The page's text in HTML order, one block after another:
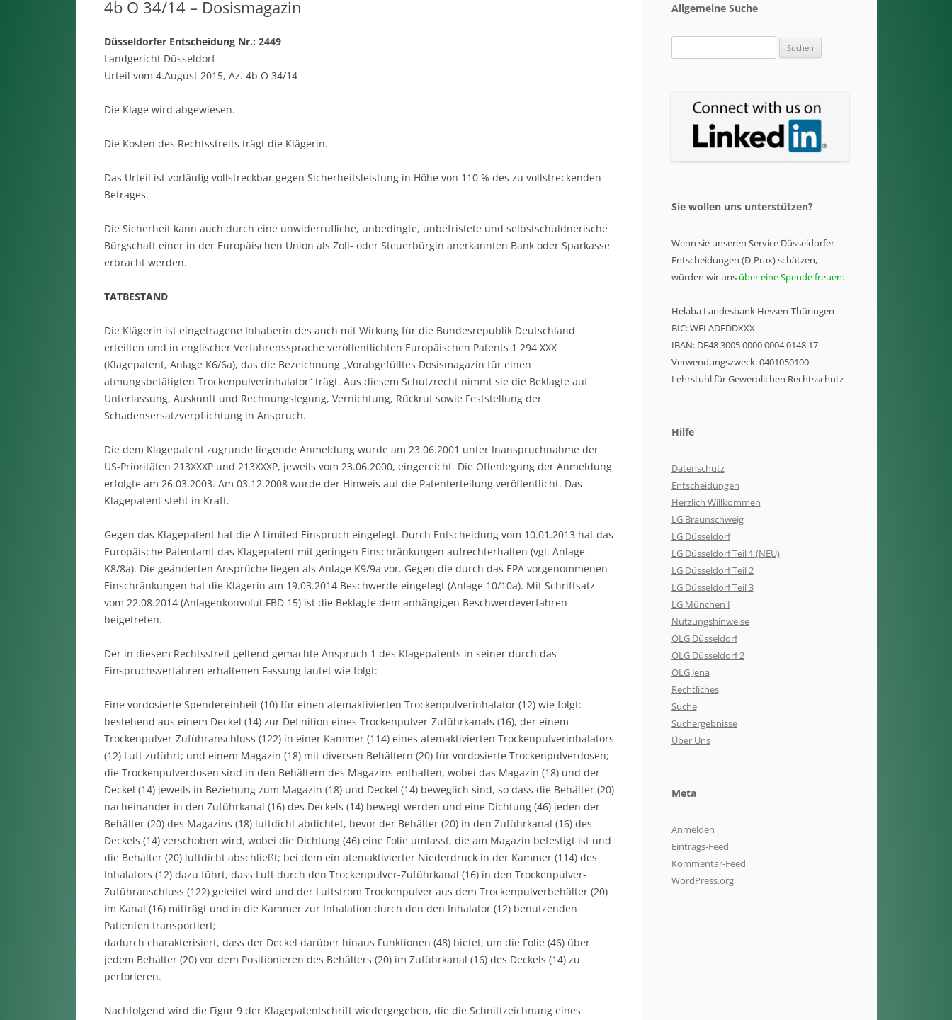
4b O 34/14 – Dosismagazin
Düsseldorfer Entscheidung Nr.: 2449
Landgericht Düsseldorf
Urteil vom 4.August 2015, Az. 4b O 34/14
Die Klage wird abgewiesen.
Die Kosten des Rechtsstreits trägt die Klägerin.
Das Urteil ist vorläufig vollstreckbar gegen Sicherheitsleistung in Höhe von 110 % des zu vollstreckenden
Betrages.
Die Sicherheit kann auch durch eine unwiderrufliche, unbedingte, unbefristete und selbstschuldnerische
Bürgschaft einer in der Europäischen Union als Zoll- oder Steuerbürgin anerkannten Bank oder Sparkasse
erbracht werden.
TATBESTAND
Die Klägerin ist eingetragene Inhaberin des auch mit Wirkung für die Bundesrepublik Deutschland
erteilten und in englischer Verfahrenssprache veröffentlichten Europäischen Patents 1 294 XXX
(Klagepatent, Anlage K6/6a), das die Bezeichnung „Vorabgefülltes Dosismagazin für einen
atmungsbetätigten Trockenpulverinhalator“ trägt. Aus diesem Schutzrecht nimmt sie die Beklagte auf
Unterlassung, Auskunft und Rechnungslegung, Vernichtung, Rückruf sowie Feststellung der
Schadensersatzverpflichtung in Anspruch.
Die dem Klagepatent zugrunde liegende Anmeldung wurde am 23.06.2001 unter Inanspruchnahme der
US-Prioritäten 213XXXP und 213XXXP, jeweils vom 23.06.2000, eingereicht. Die Offenlegung der Anmeldung
erfolgte am 26.03.2003. Am 03.12.2008 wurde der Hinweis auf die Patenterteilung veröffentlicht. Das
Klagepatent steht in Kraft.
Gegen das Klagepatent hat die A Limited Einspruch eingelegt. Durch Entscheidung vom 10.01.2013 hat das
Europäische Patentamt das Klagepatent mit geringen Einschränkungen aufrechterhalten (vgl. Anlage
K8/8a). Die geänderten Ansprüche liegen als Anlage K9/9a vor. Gegen die durch das EPA vorgenommenen
Einschränkungen hat die Klägerin am 19.03.2014 Beschwerde eingelegt (Anlage 10/10a). Mit Schriftsatz
vom 22.08.2014 (Anlagenkonvolut FBD 15) ist die Beklagte dem anhängigen Beschwerdeverfahren
beigetreten.
Der in diesem Rechtsstreit geltend gemachte Anspruch 1 des Klagepatents in seiner durch das
Einspruchsverfahren erhaltenen Fassung lautet wie folgt:
Eine vordosierte Spendereinheit (10) für einen atemaktivierten Trockenpulverinhalator (12) wie folgt:
bestehend aus einem Deckel (14) zur Definition eines Trockenpulver-Zuführkanals (16), der einem
Trockenpulver-Zuführanschluss (122) in einer Kammer (114) eines atemaktivierten Trockenpulverinhalators
(12) Luft zuführt; und einem Magazin (18) mit diversen Behältern (20) für vordosierte Trockenpulverdosen;
die Trockenpulverdosen sind in den Behältern des Magazins enthalten, wobei das Magazin (18) und der
Deckel (14) jeweils in Beziehung zum Magazin (18) und Deckel (14) beweglich sind, so dass die Behälter (20)
nacheinander in den Zuführkanal (16) des Deckels (14) bewegt werden und eine Dichtung (46) jeden der
Behälter (20) des Magazins (18) luftdicht abdichtet, bevor der Behälter (20) in den Zuführkanal (16) des
Deckels (14) verschoben wird, wobei die Dichtung (46) eine Folie umfasst, die am Magazin befestigt ist und
die Behälter (20) luftdicht abschließt; bei dem ein atemaktivierter Niederdruck in der Kammer (114) des
Inhalators (12) dazu führt, dass Luft durch den Trockenpulver-Zuführkanal (16) in den Trockenpulver-
Zuführanschluss (122) geleitet wird und der Luftstrom Trockenpulver aus dem Trockenpulverbehälter (20)
im Kanal (16) mitträgt und in die Kammer zur Inhalation durch den den Inhalator (12) benutzenden
Patienten transportiert;
dadurch charakterisiert, dass der Deckel darüber hinaus Funktionen (48) bietet, um die Folie (46) über
jedem Behälter (20) vor dem Positionieren des Behälters (20) im Zuführkanal (16) des Deckels (14) zu
perforieren.
Nachfolgend wird die Figur 9 der Klagepatentschrift wiedergegeben, die die Schnittzeichnung eines
Allgemeine Suche
nach:
Sie wollen uns unterstützen?
Wenn sie unseren Service Düsseldorfer
Entscheidungen (D-Prax) schätzen,
würden wir uns über eine Spende freuen:
Helaba Landesbank Hessen-Thüringen
BIC: WELADEDDXXX
IBAN: DE48 3005 0000 0004 0148 17
Verwendungszweck: 0401050100
Lehrstuhl für Gewerblichen Rechtsschutz
Hilfe
Datenschutz
Entscheidungen
Herzlich Willkommen
LG Braunschweig
LG Düsseldorf
LG Düsseldorf Teil 1 (NEU)
LG Düsseldorf Teil 2
LG Düsseldorf Teil 3
LG München I
Nutzungshinweise
OLG Düsseldorf
OLG Düsseldorf 2
OLG Jena
Rechtliches
Suche
Suchergebnisse
Über Uns
Meta
Anmelden
Eintrags-Feed
Kommentar-Feed
WordPress.org